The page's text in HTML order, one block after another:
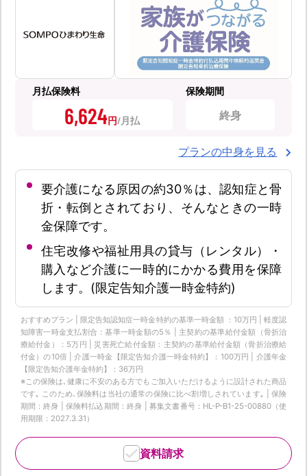
月払保険料
6,624円
保険期間
終身
プランの中身を見る
要介護になる原因の約30％は、認知症と骨
折・転倒とされており、そんなときの一時
金保障です。
住宅改修や福祉用具の貸与（レンタル）・
購入など介護に一時的にかかる費用を保障
します。(限定告知介護一時金特約)
おすすめプラン | 限定告知認知症一時金特約の基準一時金額 ：10万円 | 軽度認
知障害一時金支払割合：基準一時金額の5％ | 主契約の基準給付金額（骨折治
療給付金）：5万円 | 災害死亡給付金額：主契約の基準給付金額（骨折治療給
付金）の10倍 | 介護一時金【限定告知介護一時金特約】：100万円 | 介護年金
【限定告知介護年金特約】：36万円
※この保険は､健康に不安のある方でもご加入いただけるように設計された商品
です｡ このため､保険料は当社の通常の保険に比べ割増しされています｡ | 保険
期間：終身 | 保険料払込期間：終身 | 募集文書番号：HL-P-B1-25-00880（使
用期限：2027.3.31）
資料請求